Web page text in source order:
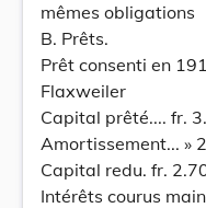
mêmes obligations
B. Prêts.
Prêt consenti en
Flaxweiler
Capital prêté.... fr.
Amortissement... »
Capital redu. fr.
Intérêts courus